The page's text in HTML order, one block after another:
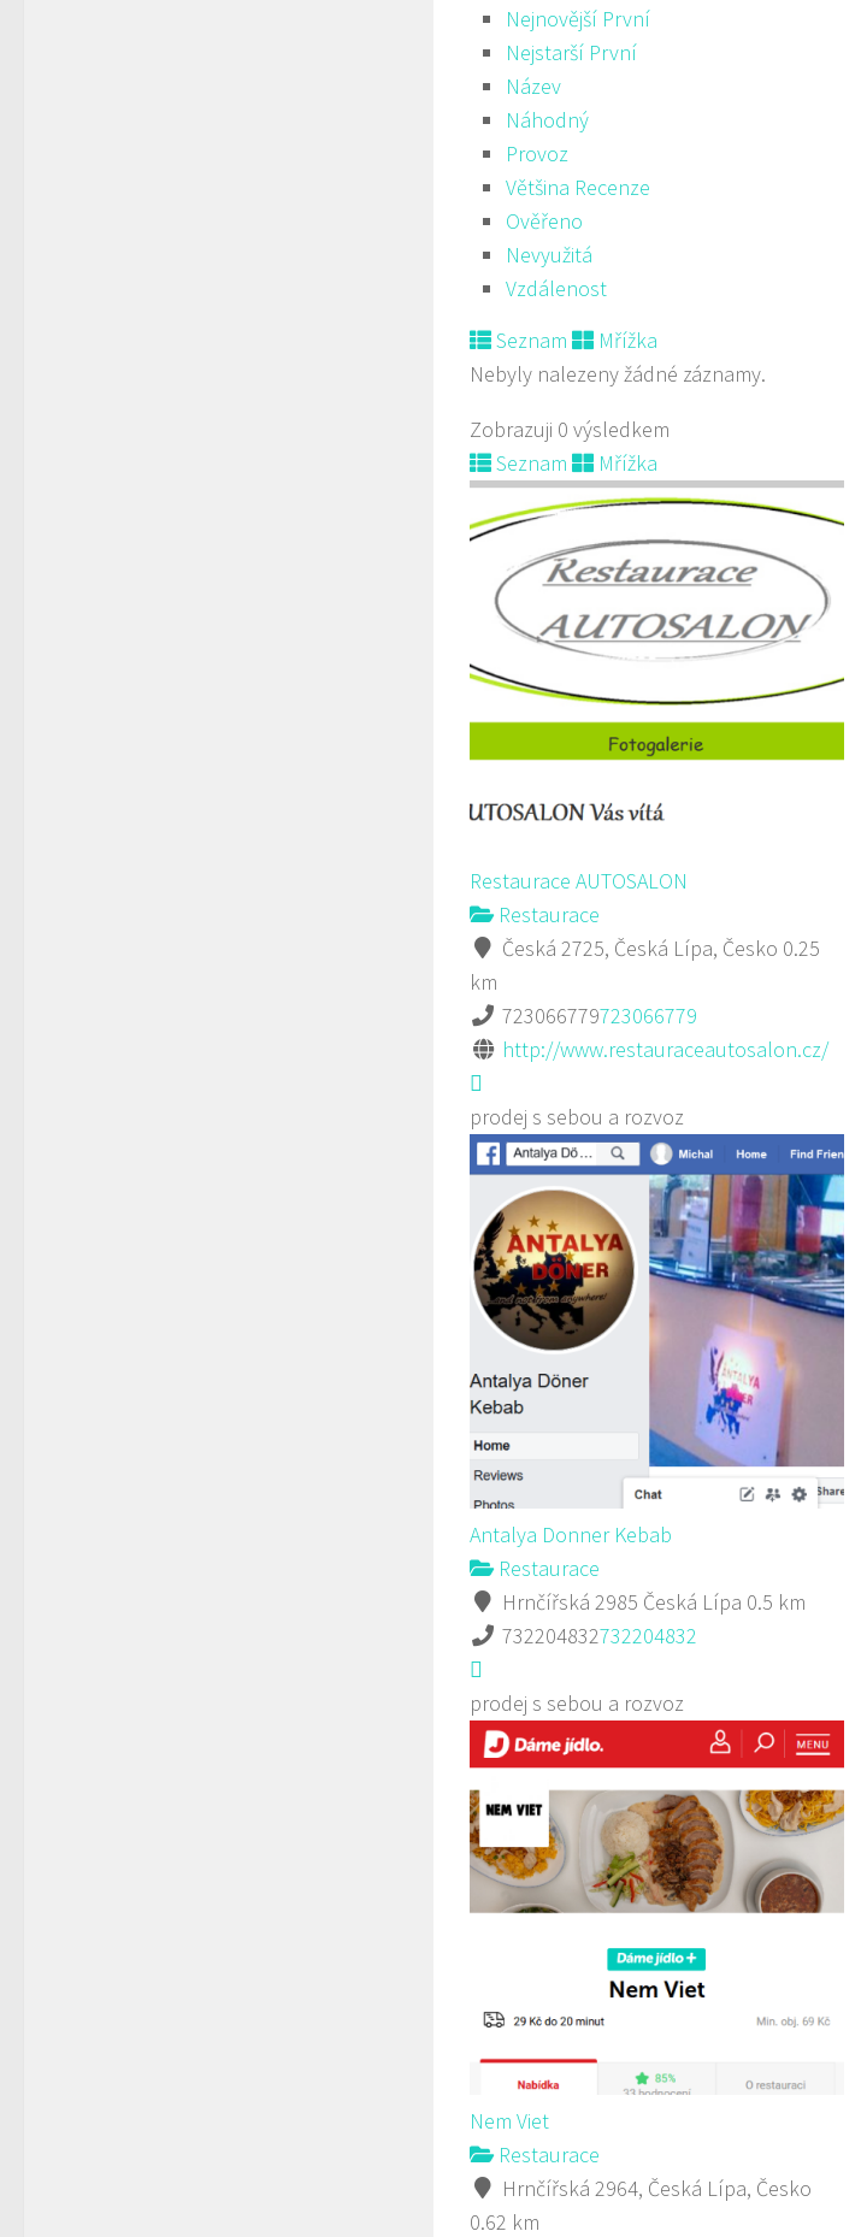
Nejnovější První
Nejstarší První
Název
Náhodný
Provoz
Většina Recenze
Ověřeno
Nevyužitá
Vzdálenost
Seznam
Mřížka
Nebyly nalezeny žádné záznamy.
Zobrazuji 0 výsledkem
Seznam
Mřížka
Restaurace AUTOSALON
Restaurace
Česká 2725, Česká Lípa, Česko 0.25
km
723066779723066779
http://www.restauraceautosalon.cz/
prodej s sebou a rozvoz
Antalya Donner Kebab
Restaurace
Hrnčířská 2985 Česká Lípa 0.5 km
732204832732204832
prodej s sebou a rozvoz
Nem Viet
Restaurace
Hrnčířská 2964, Česká Lípa, Česko
0.62 km